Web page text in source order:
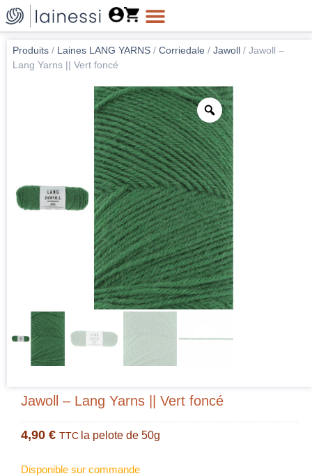
Produits / Laines LANG YARNS / Corriedale / Jawoll / Jawoll –
Lang Yarns || Vert foncé
Jawoll – Lang Yarns || Vert foncé
4,90 € TTC la pelote de 50g
Disponible sur commande